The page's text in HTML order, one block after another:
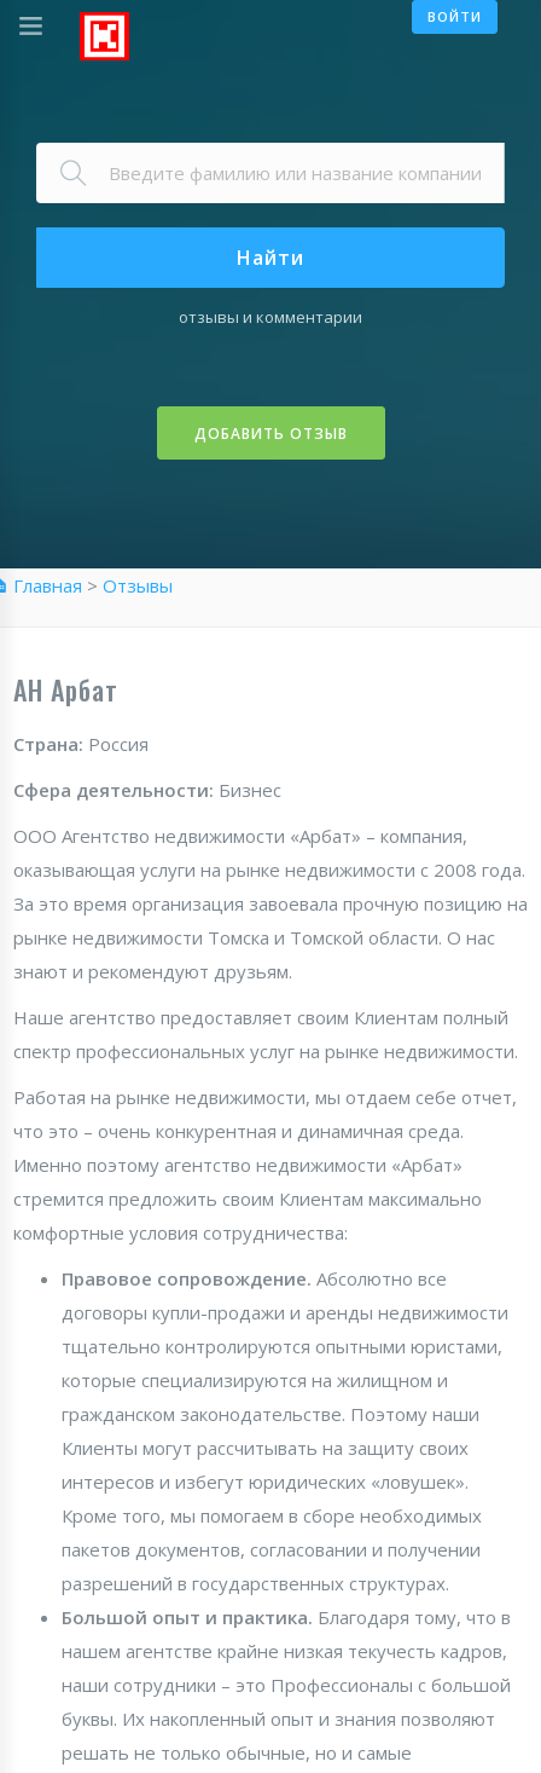
ВОЙТИ
Найти
отзывы и комментарии
ДОБАВИТЬ ОТЗЫВ
Главная > Отзывы
АН Арбат
Страна: Россия
Сфера деятельности: Бизнес
ООО Агентство недвижимости «Арбат» – компания,
оказывающая услуги на рынке недвижимости с 2008 года.
За это время организация завоевала прочную позицию на
рынке недвижимости Томска и Томской области. О нас
знают и рекомендуют друзьям.
Наше агентство предоставляет своим Клиентам полный
спектр профессиональных услуг на рынке недвижимости.
Работая на рынке недвижимости, мы отдаем себе отчет,
что это – очень конкурентная и динамичная среда.
Именно поэтому агентство недвижимости «Арбат»
стремится предложить своим Клиентам максимально
комфортные условия сотрудничества:
Правовое сопровождение. Абсолютно все
договоры купли-продажи и аренды недвижимости
тщательно контролируются опытными юристами,
которые специализируются на жилищном и
гражданском законодательстве. Поэтому наши
Клиенты могут рассчитывать на защиту своих
интересов и избегут юридических «ловушек».
Кроме того, мы помогаем в сборе необходимых
пакетов документов, согласовании и получении
разрешений в государственных структурах.
Большой опыт и практика. Благодаря тому, что в
нашем агентстве крайне низкая текучесть кадров,
наши сотрудники – это Профессионалы с большой
буквы. Их накопленный опыт и знания позволяют
решать не только обычные, но и самые